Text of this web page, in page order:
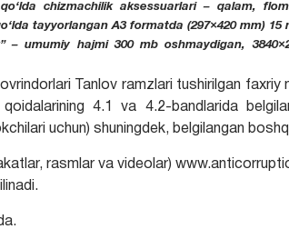
chizmachilik aksessuarlari – qalam,
tayyorlangan A3 formatda (297×420 mm)
– umumiy hajmi 300 mb oshmaydigan,
Tanlov ramzlari tushirilgan
4.1 va 4.2-bandlarida
uchun) shuningdek, belgilangan
rasmlar va videolar)